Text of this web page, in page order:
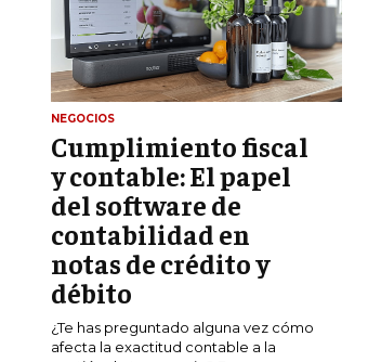
ÉXITO EMPRESARIAL Y CASOS DE
ESTUDIO
GOBIERNO CORPORATIVO
NEGOCIOS
ESTRATEGIAS DE NEGOCIOS
MARKETING B2B
MARKETING B2C
FRANQUICIAS
MARKETING DE INFLUENCERS
NEGOCIOS
Cumplimiento fiscal
y contable: El papel
del software de
contabilidad en
notas de crédito y
débito
¿Te has preguntado alguna vez cómo
afecta la exactitud contable a la